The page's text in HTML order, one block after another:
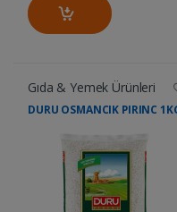
Gıda & Yemek Ürünleri
DURU OSMANCIK PIRINC